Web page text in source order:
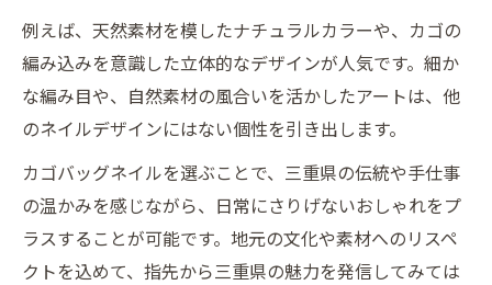
ルを提案
暮らしに馴染むカゴバッグネイルの魅力紹介
カゴバッグネイルが日常に溶け込む理由と
暮らしを彩るネイルの工夫とポイント
カゴバッグネイルで叶える自然体の美しさ
毎日使いたくなるネイルデザインの秘訣
例えば、天然素材を模したナチュラルカラーや、カゴの
編み込みを意識した立体的なデザインが人気です。細か
な編み目や、自然素材の風合いを活かしたアートは、他
のネイルデザインにはない個性を引き出します。
カゴバッグネイルを選ぶことで、三重県の伝統や手仕事
の温かみを感じながら、日常にさりげないおしゃれをプ
ラスすることが可能です。地元の文化や素材へのリスペ
クトを込めて、指先から三重県の魅力を発信してみては